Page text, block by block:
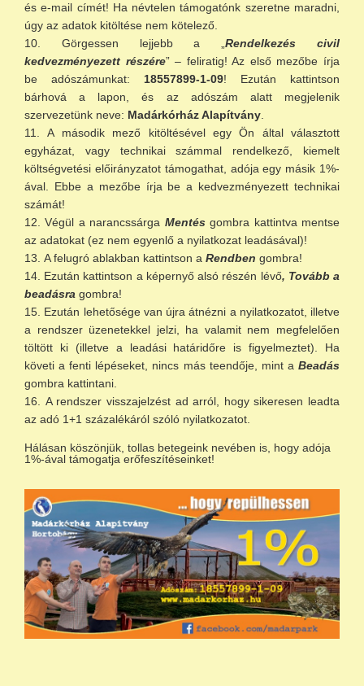
és e-mail címét! Ha névtelen támogatónk szeretne maradni,
úgy az adatok kitöltése nem kötelező.
Görgessen lejjebb a „Rendelkezés civil
kedvezményezett részére” – feliratig! Az első mezőbe írja
be adószámunkat: 18557899-1-09! Ezután kattintson
bárhová a lapon, és az adószám alatt megjelenik
szervezetünk neve: Madárkórház Alapítvány.
A második mező kitöltésével egy Ön által választott
egyházat, vagy technikai számmal rendelkező, kiemelt
költségvetési előirányzatot támogathat, adója egy másik 1%-
ával. Ebbe a mezőbe írja be a kedvezményezett technikai
számát!
Végül a narancssárga Mentésgombra kattintva mentse
az adatokat (ez nem egyenlő a nyilatkozat leadásával)!
A felugró ablakban kattintson a Rendben gombra!
Ezután kattintson a képernyő alsó részén lévő, Tovább a
beadásra gombra!
Ezután lehetősége van újra átnézni a nyilatkozatot, illetve
a rendszer üzenetekkel jelzi, ha valamit nem megfelelően
töltött ki (illetve a leadási határidőre is figyelmeztet). Ha
követi a fenti lépéseket, nincs más teendője, mint a Beadás
gombra kattintani.
A rendszer visszajelzést ad arról, hogy sikeresen leadta
az adó 1+1 százalékáról szóló nyilatkozatot.
Hálásan köszönjük, tollas betegeink nevében is, hogy adója
1%-ával támogatja erőfeszítéseinket!